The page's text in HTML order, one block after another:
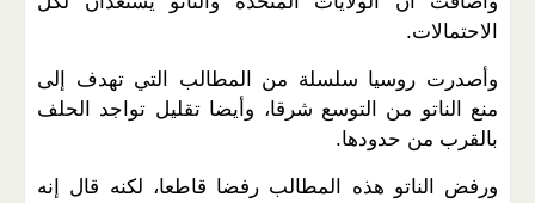
الاحتمالات.
وأصدرت روسيا سلسلة من المطالب التي تهدف إلى
منع الناتو من التوسع شرقا، وأيضا تقليل تواجد الحلف
بالقرب من حدودها.
ورفض الناتو هذه المطالب رفضا قاطعا، لكنه قال إنه